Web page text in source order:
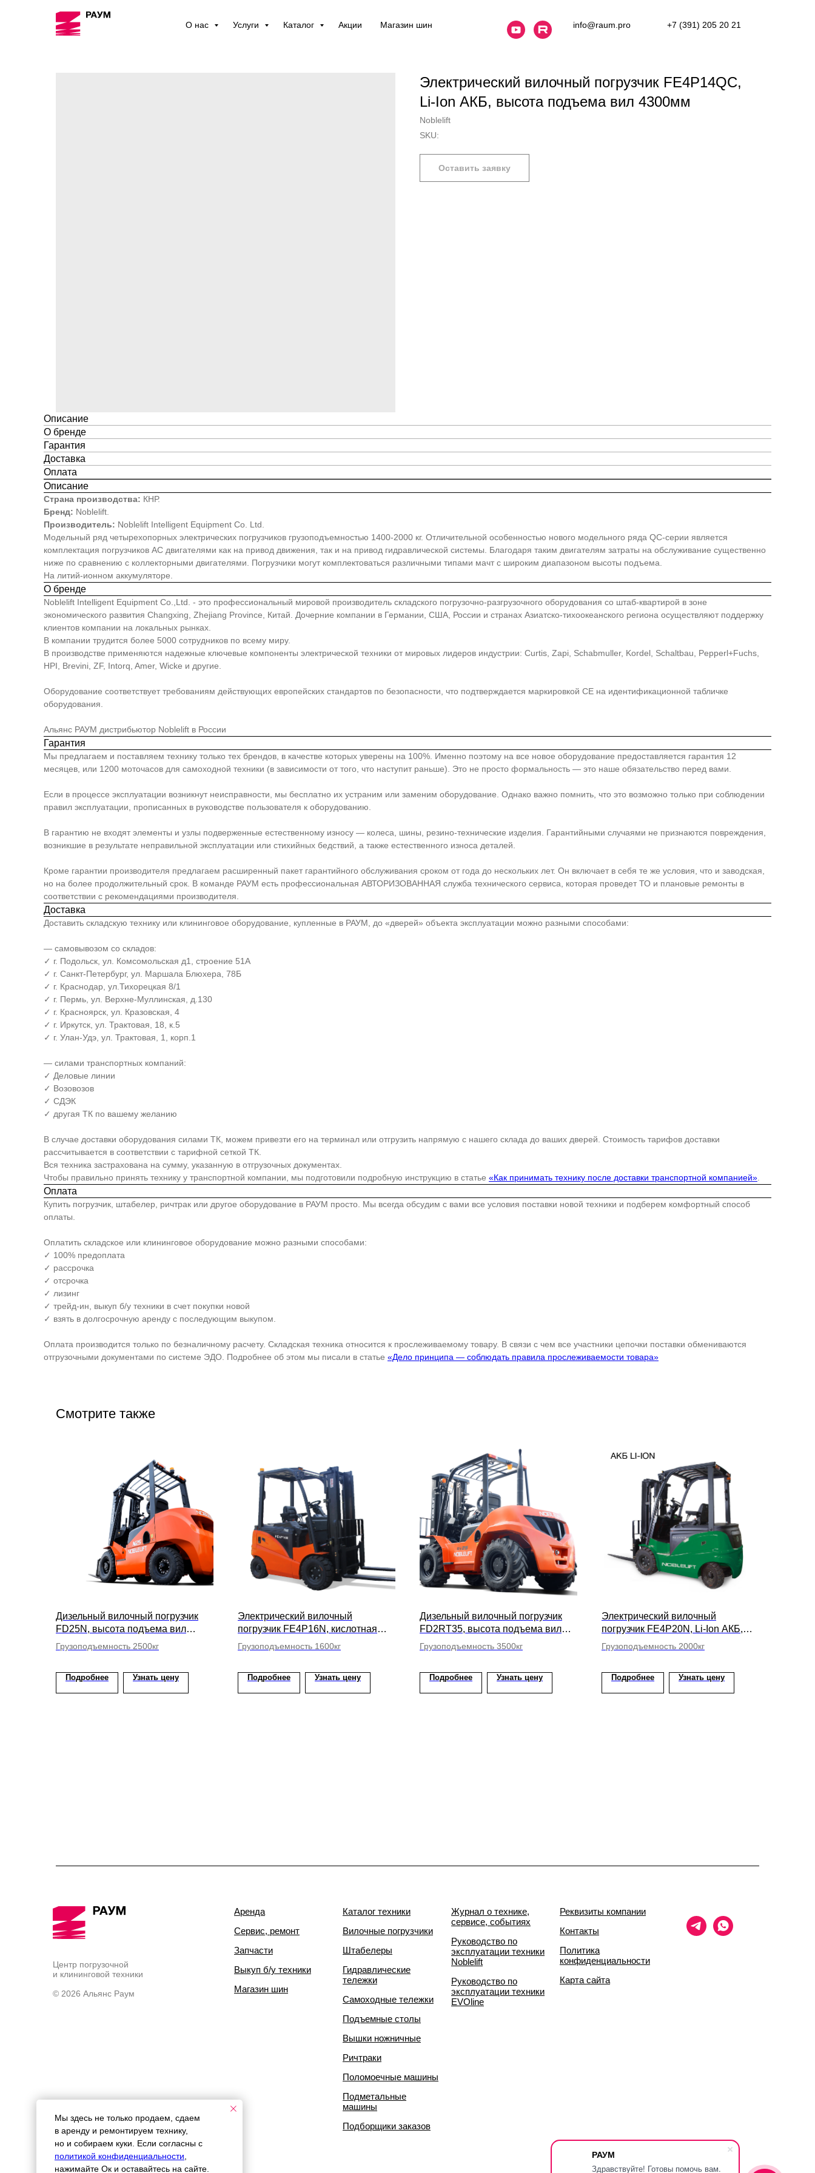
РАУМ
Здравствуйте! Готовы помочь вам.
О нас Услуги Каталог Акции Магазин шин info@raum.pro +7 (391) 205 20 21
Электрический вилочный погрузчик FE4P14QC,
Li-Ion АКБ, высота подъема вил 4300мм
Noblelift
SKU:
Оставить заявку
Описание
О бренде
Гарантия
Доставка
Оплата
Описание
Страна производства: КНР.
Бренд: Noblelift.
Производитель: Noblelift Intelligent Equipment Co. Ltd.
Модельный ряд четырехопорных электрических погрузчиков грузоподъемностью 1400-2000 кг. Отличительной особенностью нового модельного ряда QC-серии является
комплектация погрузчиков АС двигателями как на привод движения, так и на привод гидравлической системы. Благодаря таким двигателям затраты на обслуживание существенно
ниже по сравнению с коллекторными двигателями. Погрузчики могут комплектоваться различными типами мачт с широким диапазоном высоты подъема.
На литий-ионном аккумуляторе.
О бренде
Noblelift Intelligent Equipment Co.,Ltd. - это профессиональный мировой производитель складского погрузочно-разгрузочного оборудования со штаб-квартирой в зоне
экономического развития Changxing, Zhejiang Province, Китай. Дочерние компании в Германии, США, России и странах Азиатско-тихоокеанского региона осуществляют поддержку
клиентов компании на локальных рынках.
В компании трудится более 5000 сотрудников по всему миру.
В производстве применяются надежные ключевые компоненты электрической техники от мировых лидеров индустрии: Curtis, Zapi, Schabmuller, Kordel, Schaltbau, Pepperl+Fuchs,
HPI, Brevini, ZF, Intorq, Amer, Wicke и другие.
Оборудование соответствует требованиям действующих европейских стандартов по безопасности, что подтверждается маркировкой СЕ на идентификационной табличке
оборудования.
Альянс РАУМ дистрибьютор Noblelift в России
Гарантия
Мы предлагаем и поставляем технику только тех брендов, в качестве которых уверены на 100%. Именно поэтому на все новое оборудование предоставляется гарантия 12
месяцев, или 1200 моточасов для самоходной техники (в зависимости от того, что наступит раньше). Это не просто формальность — это наше обязательство перед вами.
Если в процессе эксплуатации возникнут неисправности, мы бесплатно их устраним или заменим оборудование. Однако важно помнить, что это возможно только при соблюдении
правил эксплуатации, прописанных в руководстве пользователя к оборудованию.
В гарантию не входят элементы и узлы подверженные естественному износу — колеса, шины, резино-технические изделия. Гарантийными случаями не признаются повреждения,
возникшие в результате неправильной эксплуатации или стихийных бедствий, а также естественного износа деталей.
Кроме гарантии производителя предлагаем расширенный пакет гарантийного обслуживания сроком от года до нескольких лет. Он включает в себя те же условия, что и заводская,
но на более продолжительный срок. В команде РАУМ есть профессиональная АВТОРИЗОВАННАЯ служба технического сервиса, которая проведет ТО и плановые ремонты в
соответствии с рекомендациями производителя.
Доставка
Доставить складскую технику или клининговое оборудование, купленные в РАУМ, до «дверей» объекта эксплуатации можно разными способами:
— самовывозом со складов:
✓ г. Подольск, ул. Комсомольская д1, строение 51А
✓ г. Санкт-Петербург, ул. Маршала Блюхера, 78Б
✓ г. Краснодар, ул.Тихорецкая 8/1
✓ г. Пермь, ул. Верхне-Муллинская, д.130
✓ г. Красноярск, ул. Кразовская, 4
✓ г. Иркутск, ул. Трактовая, 18, к.5
✓ г. Улан-Удэ, ул. Трактовая, 1, корп.1
— силами транспортных компаний:
✓ Деловые линии
✓ Возовозов
✓ СДЭК
✓ другая ТК по вашему желанию
В случае доставки оборудования силами ТК, можем привезти его на терминал или отгрузить напрямую с нашего склада до ваших дверей. Стоимость тарифов доставки
рассчитывается в соответствии с тарифной сеткой ТК.
Вся техника застрахована на сумму, указанную в отгрузочных документах.
Чтобы правильно принять технику у транспортной компании, мы подготовили подробную инструкцию в статье «Как принимать технику после доставки транспортной компанией»
Оплата
Купить погрузчик, штабелер, ричтрак или другое оборудование в РАУМ просто. Мы всегда обсудим с вами все условия поставки новой техники и подберем комфортный способ
оплаты.
Оплатить складское или клининговое оборудование можно разными способами:
✓ 100% предоплата
✓ рассрочка
✓ отсрочка
✓ лизинг
✓ трейд-ин, выкуп б/у техники в счет покупки новой
✓ взять в долгосрочную аренду с последующим выкупом.
Оплата производится только по безналичному расчету. Складская техника относится к прослеживаемому товару. В связи с чем все участники цепочки поставки обмениваются
отгрузочными документами по системе ЭДО. Подробнее об этом мы писали в статье «Дело принципа — соблюдать правила прослеживаемости товара»
Смотрите также
Дизельный вилочный погрузчик
FD25N, высота подъема вил
3000мм
Грузоподъемность 2500кг
Подробнее Узнать цену
Электрический вилочный
погрузчик FE4P16N, кислотная
АКБ, высота подъема вил 4500мм
Грузоподъемность 1600кг
Подробнее Узнать цену
Дизельный вилочный погрузчик
FD2RT35, высота подъема вил
3350мм
Грузоподъемность 3500кг
Подробнее Узнать цену
Электрический вилочный
погрузчик FE4P20N, Li-Ion АКБ,
высота подъема вил 4500мм
Грузоподъемность 2000кг
Подробнее Узнать цену
Центр погрузочной
и клининговой техники
© 2026 Альянс Раум
Аренда
Сервис, ремонт
Запчасти
Выкуп б/у техники
Магазин шин
Каталог техники
Вилочные погрузчики
Штабелеры
Гидравлические
тележки
Самоходные тележки
Подъемные столы
Вышки ножничные
Ричтраки
Поломоечные машины
Подметальные
машины
Подборщики заказов
Журнал о технике,
сервисе, событиях
Руководство по
эксплуатации техники
Noblelift
Руководство по
эксплуатации техники
EVOline
Реквизиты компании
Контакты
Политика
конфиденциальности
Карта сайта
Мы здесь не только продаем, сдаем
в аренду и ремонтируем технику,
но и собираем куки. Если согласны с
политикой конфиденциальности,
нажимайте Ок и оставайтесь на сайте.